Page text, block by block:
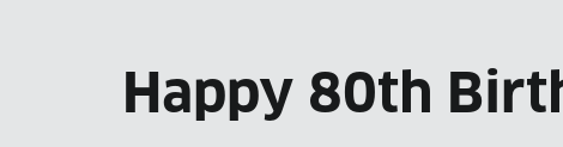
Happy 80th